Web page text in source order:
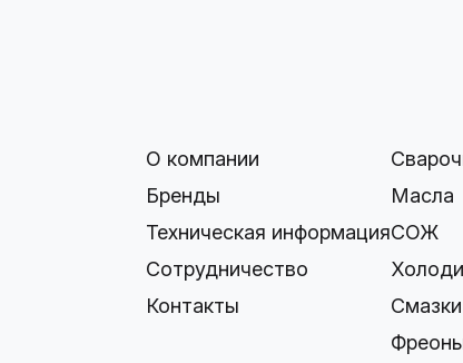
О компании
Бренды
Техническая информация
Сотрудничество
Контакты
Масла
СОЖ
Смазки